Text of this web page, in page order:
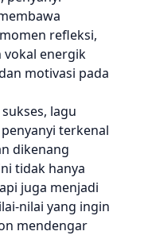
refleksi,
vokal energik
motivasi pada
lagu
terkenal
dikenang
tidak hanya
juga menjadi
nilai yang ingin
mendengar